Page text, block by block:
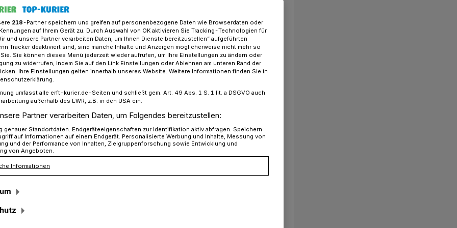
des Rhein-Kreises gefragt
gefragt
die beruflich oder ehrenamtlich mit
eine Hygienebelehrung
ehrenamtlich in der Schul-Cafeteria
von Messen und
jedem Fall müssen sie die gesetzlich
Belehrung nach dem
absolvieren.
218-Partner speichern und greifen auf personenbezogene Daten wie Browserdaten oder
auf Ihrem Gerät zu. Durch Auswahl von OK aktivieren Sie Tracking-Technologien für
und unsere Partner verarbeiten Daten, um Ihnen Dienste bereitzustellen“ aufgeführten
Tracker deaktiviert sind, sind manche Inhalte und Anzeigen möglicherweise nicht mehr so
Sie können dieses Menü jederzeit wieder aufrufen, um Ihre Einstellungen zu ändern oder
zu widerrufen, indem Sie auf den Link Einstellungen oder Ablehnen am unteren Rand der
Ihre Einstellungen gelten innerhalb unseres Website. Weitere Informationen finden Sie in
umfasst alle erft-kurier.de-Seiten und schließt gem. Art. 49 Abs. 1 S. 1 lit. a DSGVO auch
außerhalb des EWR, z.B. in den USA ein.
Partner verarbeiten Daten, um Folgendes bereitzustellen:
genauer Standortdaten. Endgeräteeigenschaften zur Identifikation aktiv abfragen. Speichern
auf Informationen auf einem Endgerät. Personalisierte Werbung und Inhalte, Messung von
und der Performance von Inhalten, Zielgruppenforschung sowie Entwicklung und
von Angeboten.
Informationen